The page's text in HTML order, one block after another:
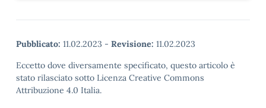
Pubblicato: 11.02.2023 - Revisione: 11.02.2023
Eccetto dove diversamente specificato, questo articolo è
stato rilasciato sotto Licenza Creative Commons
Attribuzione 4.0 Italia.